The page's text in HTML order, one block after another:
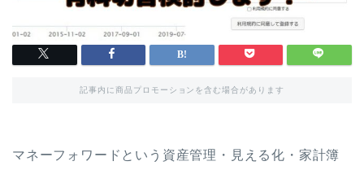
記事内に商品プロモーションを含む場合があります
マネーフォワードという資産管理・見える化・家計簿